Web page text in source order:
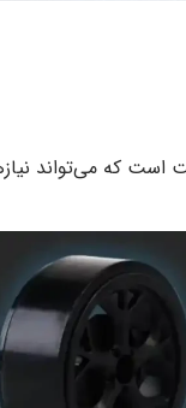
که می‌تواند